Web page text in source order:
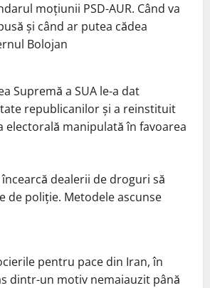
moțiunii PSD-AUR. Când va
și când ar putea cădea
Bolojan
Supremă a SUA le-a dat
republicanilor și a reinstituit
electorală manipulată în favoarea
încearcă dealerii de droguri să
de poliție. Metodele ascunse
pentru pace din Iran, în
dintr-un motiv nemaiauzit până